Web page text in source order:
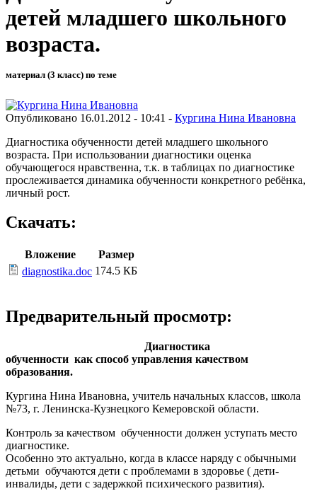
детей младшего школьного
возраста.
материал (3 класс) по теме
Опубликовано 16.01.2012 - 10:41 - Кургина Нина Ивановна
Диагностика обученности детей младшего школьного
возраста. При использовании диагностики оценка
обучающегося нравственна, т.к. в таблицах по диагностике
прослеживается динамика обученности конкретного ребёнка,
личный рост.
Скачать:
Вложение
Размер
diagnostika.doc 174.5 КБ
Предварительный просмотр:
Диагностика
обученности как способ управления качеством
образования.
Кургина Нина Ивановна, учитель начальных классов, школа
№73, г. Ленинска-Кузнецкого Кемеровской области.
Контроль за качеством обученности должен уступать место
диагностике.
Особенно это актуально, когда в классе наряду с обычными
детьми обучаются дети с проблемами в здоровье ( дети-
инвалиды, дети с задержкой психического развития).